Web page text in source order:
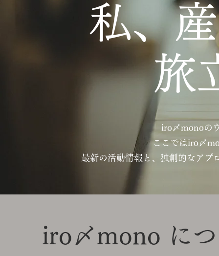
私、
旅
iro〆monoの
ここではiro〆
最新の活動情報と、独創的なアプ
iro〆mono に